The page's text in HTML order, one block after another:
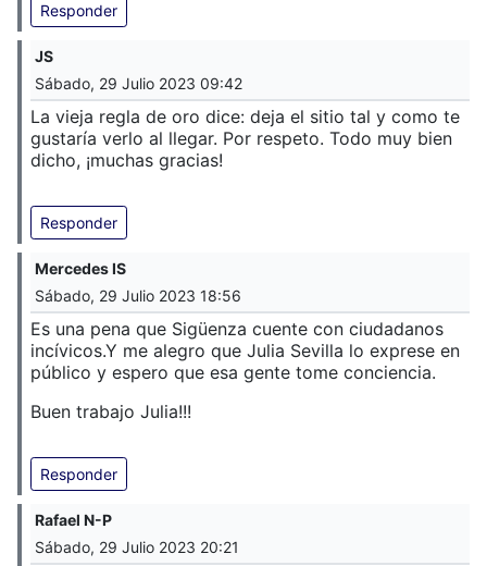
Responder
JS
Sábado, 29 Julio 2023 09:42
La vieja regla de oro dice: deja el sitio tal y como te
gustaría verlo al llegar. Por respeto. Todo muy bien
dicho, ¡muchas gracias!
Responder
Mercedes IS
Sábado, 29 Julio 2023 18:56
Es una pena que Sigüenza cuente con ciudadanos
incívicos.Y me alegro que Julia Sevilla lo exprese en
público y espero que esa gente tome conciencia.
Buen trabajo Julia!!!
Responder
Rafael N-P
Sábado, 29 Julio 2023 20:21